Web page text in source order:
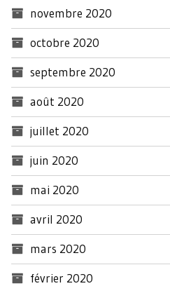
novembre 2020
octobre 2020
septembre 2020
août 2020
juillet 2020
juin 2020
mai 2020
avril 2020
mars 2020
février 2020